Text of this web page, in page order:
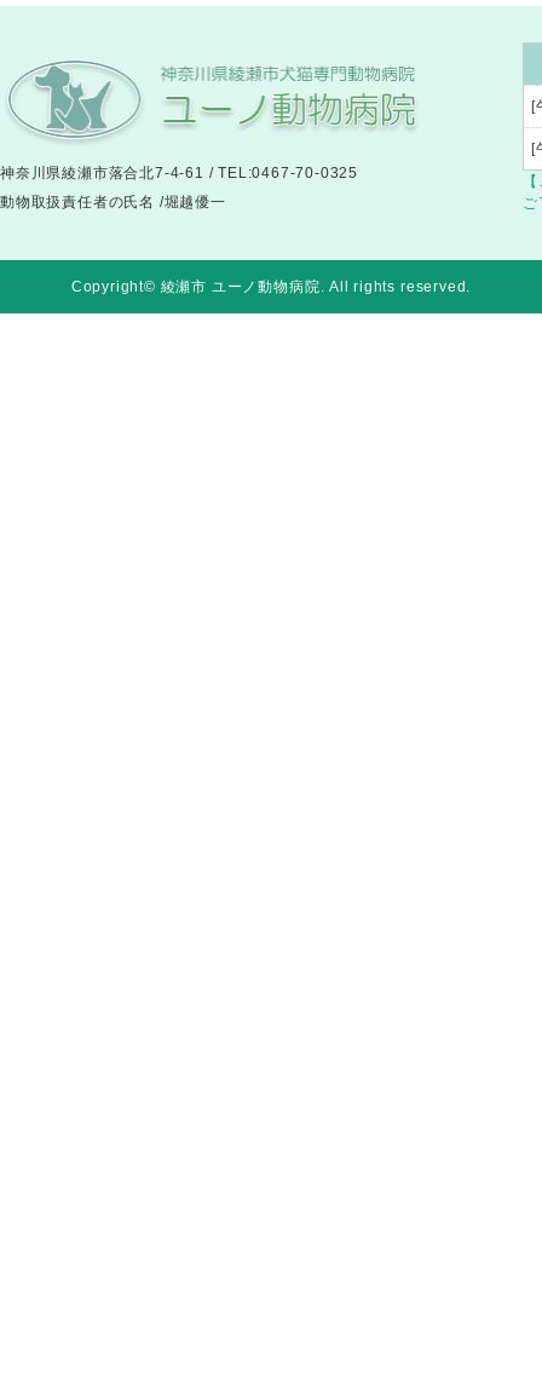
神奈川県綾瀬市落合北7-4-61 / TEL:0467-70-0325
動物取扱責任者の氏名 /堀越優一
[
[
ご
Copyright© 綾瀬市 ユーノ動物病院. All rights reserved.